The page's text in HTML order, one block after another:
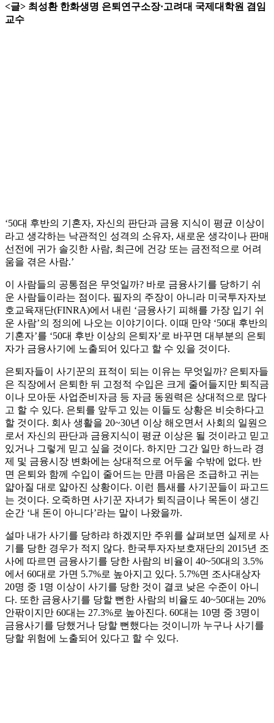
<글> 최성환 한화생명 은퇴연구소장·고려대 국제대학원 겸임
교수
‘50대 후반의 기혼자, 자신의 판단과 금융 지식이 평균 이상이
라고 생각하는 낙관적인 성격의 소유자, 새로운 생각이나 판매
선전에 귀가 솔깃한 사람, 최근에 건강 또는 금전적으로 어려
움을 겪은 사람.’
이 사람들의 공통점은 무엇일까? 바로 금융사기를 당하기 쉬
운 사람들이라는 점이다. 필자의 주장이 아니라 미국투자자보
호교육재단(FINRA)에서 내린 ‘금융사기 피해를 가장 입기 쉬
운 사람’의 정의에 나오는 이야기이다. 이때 만약 ‘50대 후반의
기혼자’를 ‘50대 후반 이상의 은퇴자’로 바꾸면 대부분의 은퇴
자가 금융사기에 노출되어 있다고 할 수 있을 것이다.
은퇴자들이 사기꾼의 표적이 되는 이유는 무엇일까? 은퇴자들
은 직장에서 은퇴한 뒤 고정적 수입은 크게 줄어들지만 퇴직금
이나 모아둔 사업준비자금 등 자금 동원력은 상대적으로 많다
고 할 수 있다. 은퇴를 앞두고 있는 이들도 상황은 비슷하다고
할 것이다. 회사 생활을 20~30년 이상 해오면서 사회의 일원으
로서 자신의 판단과 금융지식이 평균 이상은 될 것이라고 믿고
있거나 그렇게 믿고 싶을 것이다. 하지만 그간 일만 하느라 경
제 및 금융시장 변화에는 상대적으로 어두울 수밖에 없다. 반
면 은퇴와 함께 수입이 줄어드는 만큼 마음은 조급하고 귀는
얇아질 대로 얇아진 상황이다. 이런 틈새를 사기꾼들이 파고드
는 것이다. 오죽하면 사기꾼 자녀가 퇴직금이나 목돈이 생긴
순간 ‘내 돈이 아니다’라는 말이 나왔을까.
설마 내가 사기를 당하랴 하겠지만 주위를 살펴보면 실제로 사
기를 당한 경우가 적지 않다. 한국투자자보호재단의 2015년 조
사에 따르면 금융사기를 당한 사람의 비율이 40~50대의 3.5%
에서 60대로 가면 5.7%로 높아지고 있다. 5.7%면 조사대상자
20명 중 1명 이상이 사기를 당한 것이 결코 낮은 수준이 아니
다. 또한 금융사기를 당할 뻔한 사람의 비율도 40~50대는 20%
안팎이지만 60대는 27.3%로 높아진다. 60대는 10명 중 3명이
금융사기를 당했거나 당할 뻔했다는 것이니까 누구나 사기를
당할 위험에 노출되어 있다고 할 수 있다.